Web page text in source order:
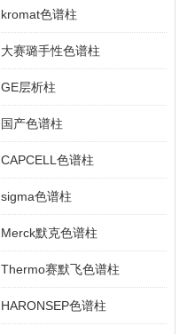
kromat色谱柱
大赛璐手性色谱柱
GE层析柱
国产色谱柱
CAPCELL色谱柱
sigma色谱柱
Merck默克色谱柱
Thermo赛默飞色谱柱
HARONSEP色谱柱